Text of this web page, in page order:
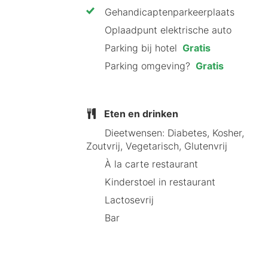
ingericht, perfect voor zowel werk
biedt het hotel diverse
Kamer:Bureau, telefoon,
Eigen badkamer
: Gratis
Restaurant City Hotel Terneuzen
Begin je dag goed met een ontbijtje
liever op uit? Populaire wijken voor
havengebieden waar je kunt
Waarom onze HotelSpecialist
Gehandicaptenparkeerplaats
Oplaadpunt elektrische auto
Parking bij hotel Gratis
Parking omgeving? Gratis
Eten en drinken
Zoutvrij, Vegetarisch, Glutenvrij
À la carte restaurant
Kinderstoel in restaurant
Lactosevrij
Bar